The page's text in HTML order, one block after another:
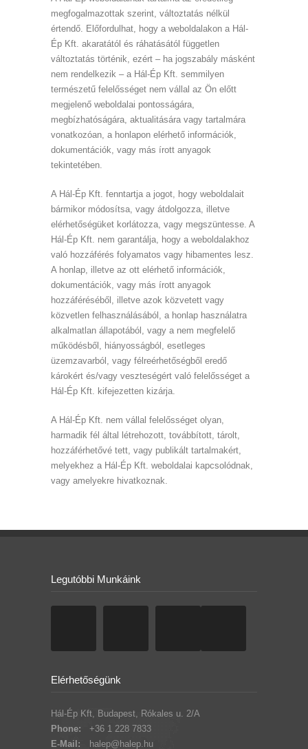
megfogalmazottak szerint, változtatás nélkül
értendő. Előfordulhat, hogy a weboldalakon a Hál-
Ép Kft. akaratától és ráhatásától független
változtatás történik, ezért – ha jogszabály másként
nem rendelkezik – a Hál-Ép Kft. semmilyen
természetű felelősséget nem vállal az Ön előtt
megjelenő weboldalai pontosságára,
megbízhatóságára, aktualitására vagy tartalmára
vonatkozóan, a honlapon elérhető információk,
dokumentációk, vagy más írott anyagok
tekintetében.
A Hál-Ép Kft. fenntartja a jogot, hogy weboldalait
bármikor módosítsa, vagy átdolgozza, illetve
elérhetőségüket korlátozza, vagy megszüntesse. A
Hál-Ép Kft. nem garantálja, hogy a weboldalakhoz
való hozzáférés folyamatos vagy hibamentes lesz.
A honlap, illetve az ott elérhető információk,
dokumentációk, vagy más írott anyagok
hozzáféréséből, illetve azok közvetett vagy
közvetlen felhasználásából, a honlap használatra
alkalmatlan állapotából, vagy a nem megfelelő
működésből, hiányosságból, esetleges
üzemzavarból, vagy félreérhetőségből eredő
károkért és/vagy veszteségért való felelősséget a
Hál-Ép Kft. kifejezetten kizárja.
A Hál-Ép Kft. nem vállal felelősséget olyan,
harmadik fél által létrehozott, továbbított, tárolt,
hozzáférhetővé tett, vagy publikált tartalmakért,
melyekhez a Hál-Ép Kft. weboldalai kapcsolódnak,
vagy amelyekre hivatkoznak.
Legutóbbi Munkáink
Elérhetőségünk
Hál-Ép Kft, Budapest, Rókales u. 2/A
Phone:
+36 1 228 7833
E-Mail:
halep@halep.hu